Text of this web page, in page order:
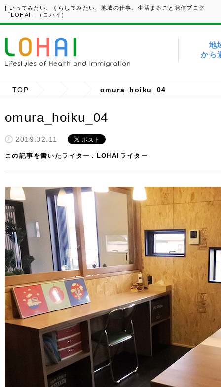
| いってみたい、くらしてみたい、地域の仕事、生活まるごと発信ブログ
「LOHAI」（ロハイ）
地
から
TOP omura_hoiku_04
omura_hoiku_04
2019.02.11
この記事を書いたライター LOHAIライター